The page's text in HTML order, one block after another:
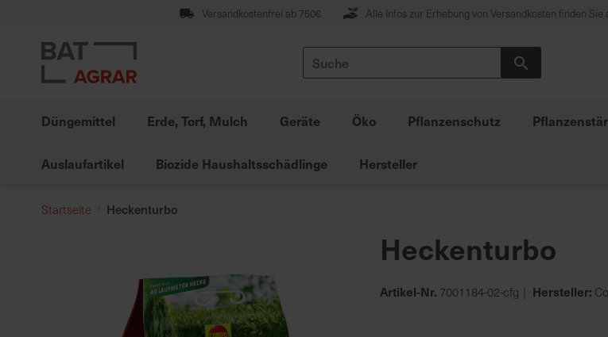
springen
Versandkostenfrei ab 750€ Alle Infos zur Erhebung von Versandkosten finden
Suche
Düngemittel Erde, Torf, Mulch Geräte Öko Pflanzenschutz
Auslaufartikel Biozide Haushaltsschädlinge Hersteller
Startseite Heckenturbo
Heckenturbo
Artikel-Nr. 7001184-02-cfg Hersteller: